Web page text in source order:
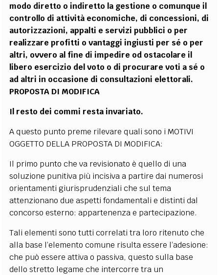
modo diretto o indiretto la gestione o comunque il
controllo di attività economiche, di concessioni, di
autorizzazioni, appalti e servizi pubblici o per
realizzare profitti o vantaggi ingiusti per sé o per
altri, ovvero al fine di impedire od ostacolare il
libero esercizio del voto o di procurare voti a sé o
ad altri in occasione di consultazioni elettorali.
PROPOSTA DI MODIFICA
Il resto dei commi resta invariato.
A questo punto preme rilevare quali sono i MOTIVI
OGGETTO DELLA PROPOSTA DI MODIFICA:
Il primo punto che va revisionato è quello di una
soluzione punitiva più incisiva a partire dai numerosi
orientamenti giurisprudenziali che sul tema
attenzionano due aspetti fondamentali e distinti dal
concorso esterno: appartenenza e partecipazione.
Tali elementi sono tutti correlati tra loro ritenuto che
alla base l’elemento comune risulta essere l’adesione:
che può essere attiva o passiva, questo sulla base
dello stretto legame che intercorre tra un